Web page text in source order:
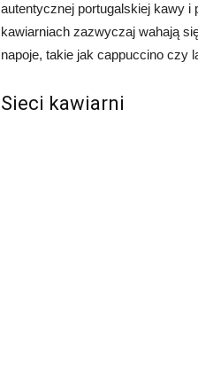
autentycznej portugalskiej kawy
kawiarniach zazwyczaj wahają
napoje, takie jak cappuccino czy
Sieci kawiarni